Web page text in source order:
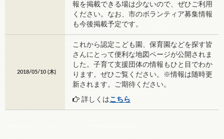
報を掲載できる場は少ないので、ぜひご利用
ください。なお、市のボランティア募集情報
も今後掲載予定です。
2018/05/10 (木)
これから認定こども園、保育園などを探す皆
さんにとって便利な地図ページが公開されま
した。子育て支援団体の情報もひと目でわか
ります。ぜひご覧ください。※情報は随時更
新されます。ご期待ください。
詳しくはこちら